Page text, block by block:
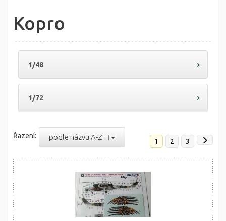
Kopro
1/48
1/72
Řazení: podle názvu A-Z 1 2 3